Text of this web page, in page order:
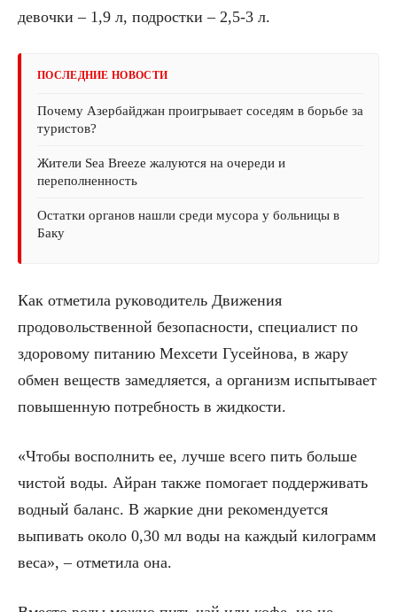
девочки – 1,9 л, подростки – 2,5-3 л.
ПОСЛЕДНИЕ НОВОСТИ
Почему Азербайджан проигрывает соседям в борьбе за
туристов?
Жители Sea Breeze жалуются на очереди и
переполненность
Остатки органов нашли среди мусора у больницы в
Баку
Как отметила руководитель Движения
продовольственной безопасности, специалист по
здоровому питанию Мехсети Гусейнова, в жару
обмен веществ замедляется, а организм испытывает
повышенную потребность в жидкости.
«Чтобы восполнить ее, лучше всего пить больше
чистой воды. Айран также помогает поддерживать
водный баланс. В жаркие дни рекомендуется
выпивать около 0,30 мл воды на каждый килограмм
веса», – отметила она.